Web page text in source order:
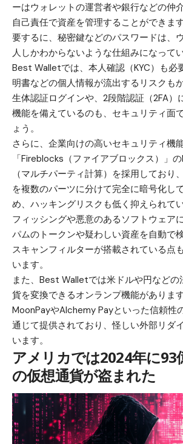
ーはウォレットの運営者や銀行などの仲
自己責任で資産を管理することができます
要するに、秘密鍵などのパスワードは、
人しかわからないような仕組みになって
Best Walletでは、本人確認（KYC）も必
明書などの個人情報が流出するリスクも
生体認証ログインや、2段階認証（2FA）
機能を備えているのも、セキュリティ面
ょう。
さらに、企業向けの高いセキュリティ機
「Fireblocks（ファイアブロックス）」
（マルチパーティ計算）を採用しており
を複数のパーツに分けて完全に暗号化し
め、ハッキングリスクも低く抑えられてい
フィッシングや悪意のあるソフトウェア
パムのトークンや疑わしい資産を自動で
スキャンフィルターが搭載されている点
います。
また、Best Walletでは米ドルや円などの
貨を変換できるオンランプ機能がありま
MoonPayやAlchemy Payといった信頼性
通じて提供されており、怪しい外部リダ
います。
アメリカでは2024年に93
の仮想通貨が盗まれた